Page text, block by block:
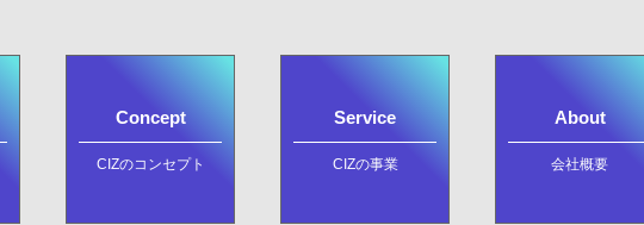
Concept
CIZのコンセプト
Service
CIZの事業
About
会社概要